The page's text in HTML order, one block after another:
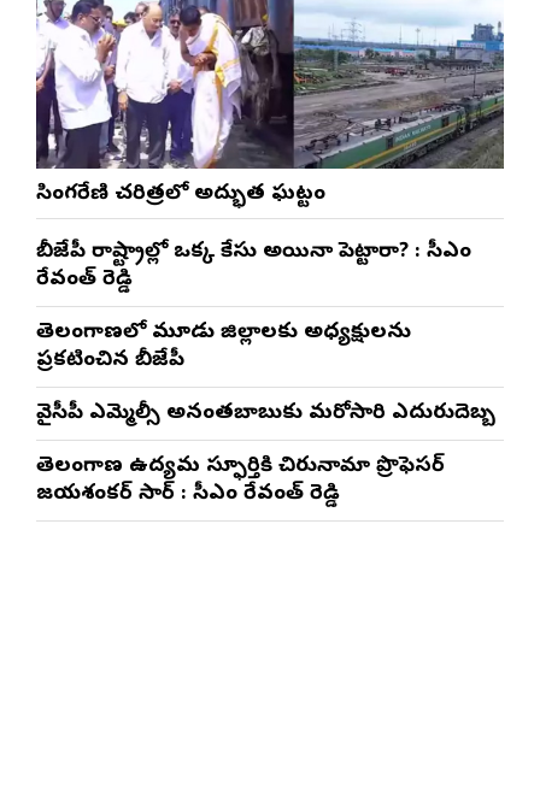
సింగరేణి చరిత్రలో అద్భుత ఘట్టం
బీజేపీ రాష్ట్రాల్లో ఒక్క కేసు అయినా పెట్టారా? : సీఎం
రేవంత్ రెడ్డి
తెలంగాణలో మూడు జిల్లాలకు అధ్యక్షులను
ప్రకటించిన బీజేపీ
వైసీపీ ఎమ్మెల్సీ అనంతబాబుకు మరోసారి ఎదురుదెబ్బ
తెలంగాణ ఉద్యమ స్ఫూర్తికి చిరునామా ప్రొఫెసర్
జయశంకర్ సార్ : సీఎం రేవంత్ రెడ్డి